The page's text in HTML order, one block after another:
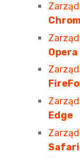
Opera
Edge
Safari